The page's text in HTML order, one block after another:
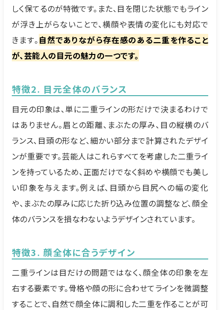
しく保てるのが特徴です。また、目を閉じた状態でもライン
が浮き上がらないことで、横顔や表情の変化にも対応で
きます。 自然でありながら存在感のある二重を作ること
が、芸能人の目元の魅力の一つです。
特徴2. 目元全体のバランス
目元の印象は、単に二重ラインの形だけで決まるわけで
はありません。眉との距離、まぶたの厚み、目の縦横のバ
ランス、目頭の形など、細かい部分まで計算されたデザイ
ンが重要です。芸能人はこれらすべてを考慮した二重ライ
ンを持っているため、正面だけでなく斜めや横顔でも美し
い印象を与えます。例えば、目頭から目尻への幅の変化
や、まぶたの厚みに応じた折り込み位置の調整など、顔全
体のバランスを損なわないようデザインされています。
特徴3. 顔全体に合うデザイン
二重ラインは目だけの問題ではなく、顔全体の印象を左
右する要素です。骨格や顔の形に合わせてラインを微調整
することで、自然で顔全体に調和した二重を作ることが可